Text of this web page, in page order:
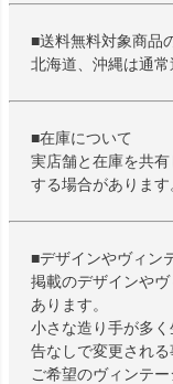
■送料無料対象商品
北海道、沖縄は通常
■在庫について
実店舗と在庫を共
する場合があります
■デザインやヴィン
掲載のデザインや
あります。
小さな造り手が多
告なしで変更される
ご希望のヴィンテ